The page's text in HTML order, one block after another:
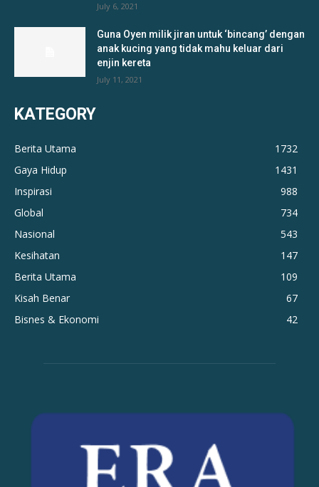
July 6, 2021
Guna Oyen milik jiran untuk ‘bincang’ dengan
anak kucing yang tidak mahu keluar dari
enjin kereta
July 11, 2021
KATEGORY
Berita Utama
1732
Gaya Hidup
1431
Inspirasi
988
Global
734
Nasional
543
Kesihatan
147
Berita Utama
109
Kisah Benar
67
Bisnes & Ekonomi
42